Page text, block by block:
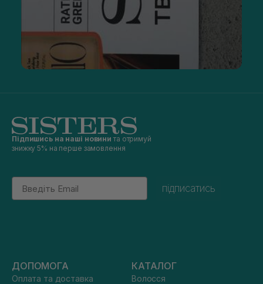
Підпишись на наші новини та отримуй
знижку 5% на перше замовлення
Email
підписатись
ДОПОМОГА
Оплата та доставка
КАТАЛОГ
Волосся